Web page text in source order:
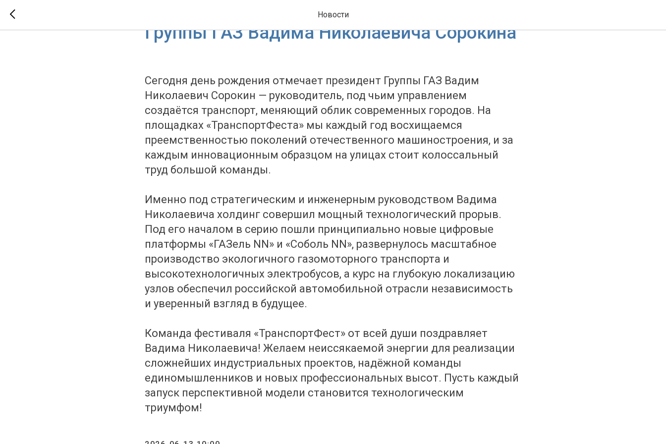
Новости
Поздравляем с Днём рождения президента
Группы ГАЗ Вадима Николаевича Сорокина
Сегодня день рождения отмечает президент Группы ГАЗ Вадим
Николаевич Сорокин — руководитель, под чьим управлением
создаётся транспорт, меняющий облик современных городов. На
площадках «ТранспортФеста» мы каждый год восхищаемся
преемственностью поколений отечественного машиностроения, и за
каждым инновационным образцом на улицах стоит колоссальный
труд большой команды.
Именно под стратегическим и инженерным руководством Вадима
Николаевича холдинг совершил мощный технологический прорыв.
Под его началом в серию пошли принципиально новые цифровые
платформы «ГАЗель NN» и «Соболь NN», развернулось масштабное
производство экологичного газомоторного транспорта и
высокотехнологичных электробусов, а курс на глубокую локализацию
узлов обеспечил российской автомобильной отрасли независимость
и уверенный взгляд в будущее.
Команда фестиваля «ТранспортФест» от всей души поздравляет
Вадима Николаевича! Желаем неиссякаемой энергии для реализации
сложнейших индустриальных проектов, надёжной команды
единомышленников и новых профессиональных высот. Пусть каждый
запуск перспективной модели становится технологическим
триумфом!